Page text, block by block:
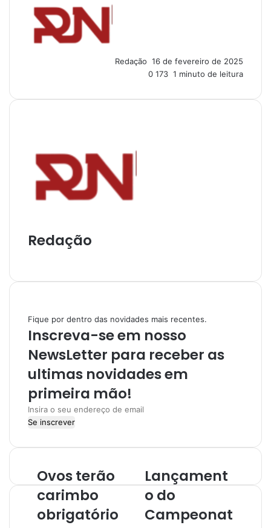
Redação m
e
m
16 de fevereiro de 2025
0 173 1 minuto de leitura
Redação
s
g
r
m
Fique por dentro das novidades mais recentes.
Inscreva-se em nosso
NewsLetter para receber as
ultimas novidades em
primeira mão!
I
n
i
o Ovos terão
carimbo
obrigatório
Lançament
o do
Campeonat